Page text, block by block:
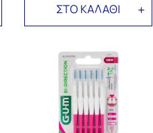
ΣΤΟ ΚΑΛΑΘΙ